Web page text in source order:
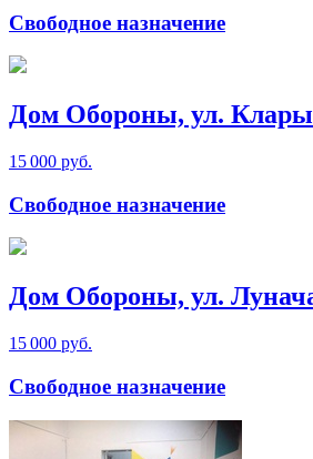
Свободное назначение
Дом Обороны, ул.
15 000 руб.
Свободное назначение
Дом Обороны, ул.
15 000 руб.
Свободное назначение